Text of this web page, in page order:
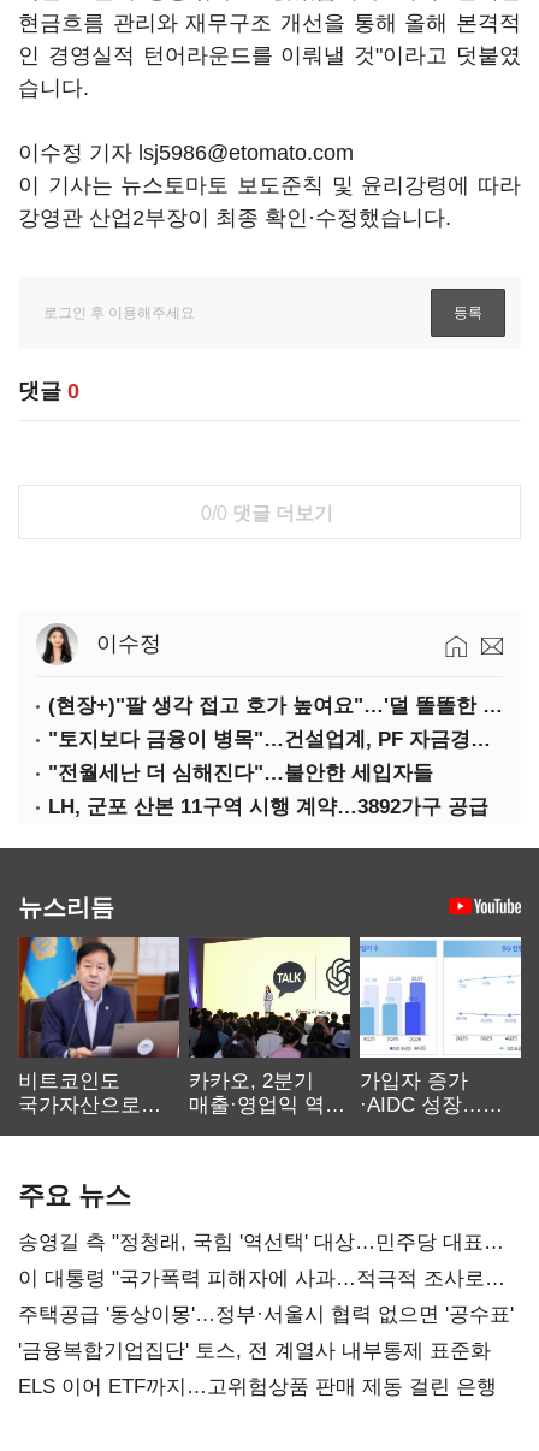
현금흐름 관리와 재무구조 개선을 통해 올해 본격적
인 경영실적 턴어라운드를 이뤄낼 것"이라고 덧붙였
습니다.
이수정 기자 lsj5986@etomato.com
이 기사는 뉴스토마토 보도준칙 및 윤리강령에 따라
강영관 산업2부장이 최종 확인·수정했습니다.
댓글 0
0/0 댓글 더보기
이수정
(현장+)"팔 생각 접고 호가 높여요"…'덜 똘똘한 한 채' 20억 키맞추기
"토지보다 금융이 병목"…건설업계, PF 자금경색 해소 목소리
"전월세난 더 심해진다"…불안한 세입자들
LH, 군포 산본 11구역 시행 계약…3892가구 공급
뉴스리듬
비트코인도
국가자산으로…'
카카오, 2분기
매출·영업익 역대
가입자 증가
·AIDC 성장…
주요 뉴스
송영길 측 "정청래, 국힘 '역선택' 대상…민주당 대표로
총선 지휘 못해"
이 대통령 "국가폭력 피해자에 사과…적극적 조사로
진실 밝혀야"
주택공급 '동상이몽'…정부·서울시 협력 없으면 '공수표'
'금융복합기업집단' 토스, 전 계열사 내부통제 표준화
ELS 이어 ETF까지…고위험상품 판매 제동 걸린 은행